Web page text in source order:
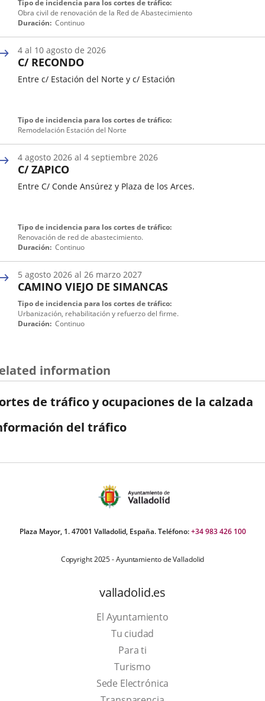
de
inicio
incidencia
de
Tipo de incidencia para los cortes de tráfico
Obra civil de renovación de la Red de Abastecimiento
Duración Continuo
C/ RECONDO
Entre c/ Estación del Norte y c/ Estación
Fecha
de
una
incidencia
tráfico
4 al 10 agosto de 2026
Tipo de incidencia para los cortes de tráfico
Remodelación Estación del Norte
C/ ZAPICO
Entre C/ Conde Ansúrez y Plaza de los Arces.
Fecha
de
inicio
incidencia
de
4 agosto 2026 al 4 septiembre 2026
Tipo de incidencia para los cortes de tráfico
Renovación de red de abastecimiento.
Duración Continuo
CAMINO VIEJO DE SIMANCAS
Fecha
de
inicio
tráfico
5 agosto 2026 al 26 marzo 2027
Tipo de incidencia para los cortes de tráfico
Urbanización, rehabilitación y refuerzo del firme.
Duración Continuo
information
de tráfico y ocupaciones de la calzada
del tráfico
Plaza Mayor, 1. 47001 Valladolid, España. Teléfono:+34 983 426 100
Copyright 2025 - Ayuntamiento de Valladolid
valladolid.es
El Ayuntamiento
Tu ciudad
Para ti
TurismoThis
link
Sede Electrónica